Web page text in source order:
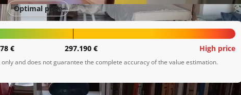
Optimal price
€ 297.190 € High price
and does not guarantee the complete accuracy of the value estimation.